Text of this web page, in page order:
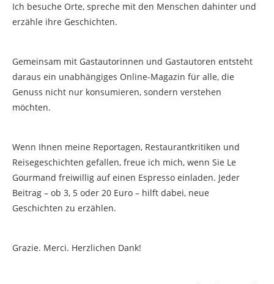
Ich besuche Orte, spreche mit den Menschen dahinter und
erzähle ihre Geschichten.
Gemeinsam mit Gastautorinnen und Gastautoren entsteht
daraus ein unabhängiges Online-Magazin für alle, die
Genuss nicht nur konsumieren, sondern verstehen
möchten.
Wenn Ihnen meine Reportagen, Restaurantkritiken und
Reisegeschichten gefallen, freue ich mich, wenn Sie Le
Gourmand freiwillig auf einen Espresso einladen. Jeder
Beitrag – ob 3, 5 oder 20 Euro – hilft dabei, neue
Geschichten zu erzählen.
Grazie. Merci. Herzlichen Dank!